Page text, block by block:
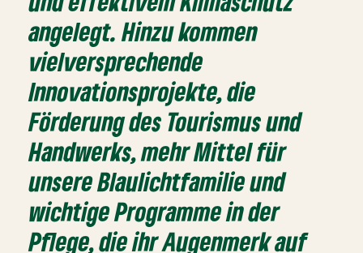
angelegt. Hinzu kommen
vielversprechende
Innovationsprojekte, die
Förderung des Tourismus und
Handwerks, mehr Mittel für
unsere Blaulichtfamilie und
wichtige Programme in der
Pflege, die ihr Augenmerk auf